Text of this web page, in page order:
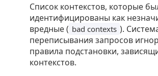
Список контекстов, которые
идентифицированы как
вредные ( bad contexts ).
переписывания запросов
правила подстановки,
контекстов.